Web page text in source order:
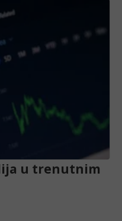
u trenutnim